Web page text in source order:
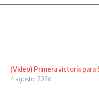
(Video) Primera victoria para
4 agosto, 2026